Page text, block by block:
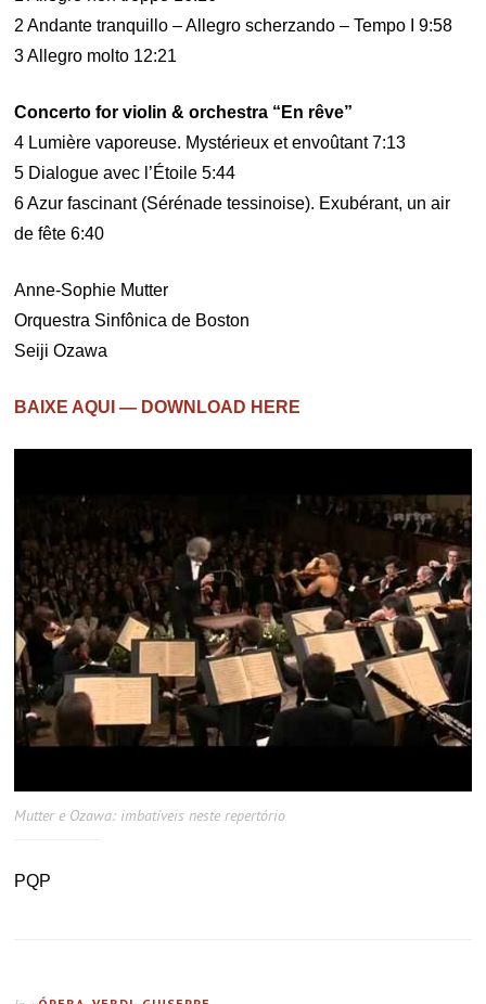
2 Andante tranquillo – Allegro scherzando – Tempo I 9:58
3 Allegro molto 12:21
Concerto for violin & orchestra “En rêve”
4 Lumière vaporeuse. Mystérieux et envoûtant 7:13
5 Dialogue avec l’Étoile 5:44
6 Azur fascinant (Sérénade tessinoise). Exubérant, un air
de fête 6:40
Anne-Sophie Mutter
Orquestra Sinfônica de Boston
Seiji Ozawa
BAIXE AQUI — DOWNLOAD HERE
Mutter e Ozawa: imbatíveis neste repertório
PQP